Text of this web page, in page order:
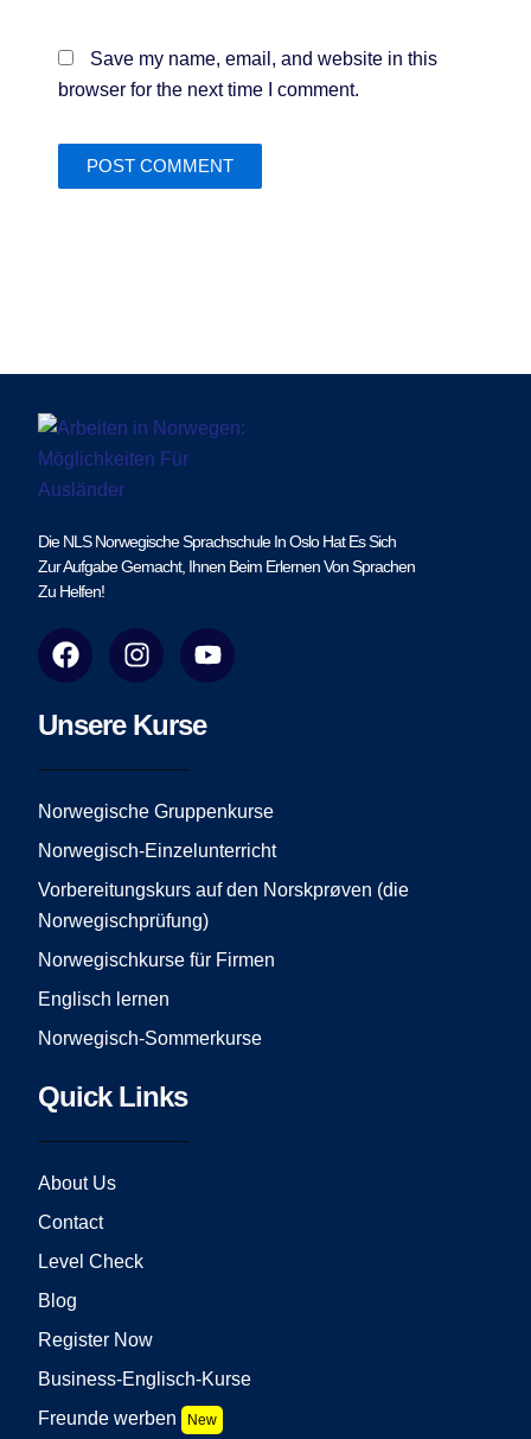
Save my name, email, and website in this
browser for the next time I comment.
Die NLS Norwegische Sprachschule In Oslo Hat Es Sich
Zur Aufgabe Gemacht, Ihnen Beim Erlernen Von Sprachen
Zu Helfen!
F
a
e
o
o
I
n
t
g
r
m
Y
o
t
e
Unsere Kurse
Norwegische Gruppenkurse
Norwegisch-Einzelunterricht
Vorbereitungskurs auf den Norskprøven (die
Norwegischprüfung)
Norwegischkurse für Firmen
Englisch lernen
Norwegisch-Sommerkurse
Quick Links
About Us
Contact
Level Check
Blog
Register Now
Business-Englisch-Kurse
Freunde werben
New